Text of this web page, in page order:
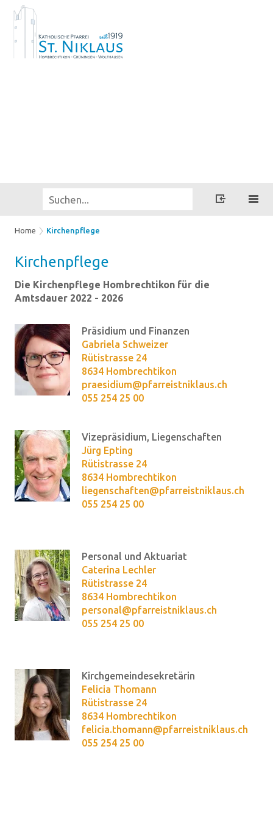
Home Kirchenpflege
Kir­chen­pfle­ge
Die Kirchenpflege Hombrechtikon für die
Amtsdauer 2022 - 2026
Präsidium und Finanzen
Gabriela Schweizer
Rütistrasse 24
8634 Hombrechtikon
praesidium@pfarreistniklaus.ch
055 254 25 00
Vizepräsidium, Liegenschaften
Jürg Epting
Rütistrasse 24
8634 Hombrechtikon
liegenschaften@pfarreistniklaus.ch
055 254 25 00
Personal und Aktuariat
Caterina Lechler
Rütistrasse 24
8634 Hombrechtikon
personal@pfarreistniklaus.ch
055 254 25 00
Kirchgemeindesekretärin
Felicia Thomann
Rütistrasse 24
8634 Hombrechtikon
felicia.thomann@pfarreistniklaus.ch
055 254 25 00